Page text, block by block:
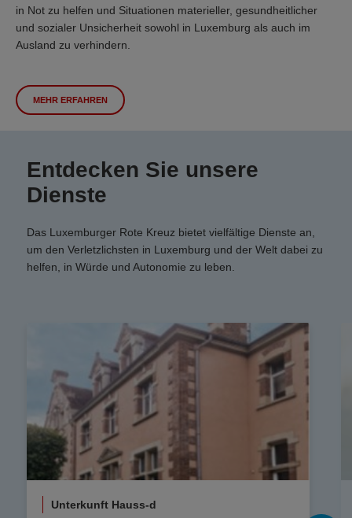
in Not zu helfen und Situationen materieller, gesundheitlicher
und sozialer Unsicherheit sowohl in Luxemburg als auch im
Ausland zu verhindern.
MEHR ERFAHREN
Entdecken Sie unsere
Dienste
Das Luxemburger Rote Kreuz bietet vielfältige Dienste an,
um den Verletzlichsten in Luxemburg und der Welt dabei zu
helfen, in Würde und Autonomie zu leben.
Unterkunft Hauss-d